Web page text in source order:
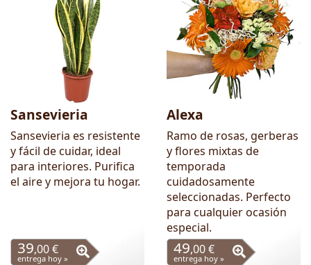
Sansevieria
Sansevieria es resistente
y fácil de cuidar, ideal
para interiores. Purifica
el aire y mejora tu hogar.
39,00 €
entrega hoy »
Alexa
Ramo de rosas, gerberas
y flores mixtas de
temporada
cuidadosamente
seleccionadas. Perfecto
para cualquier ocasión
especial.
49,00 €
entrega hoy »